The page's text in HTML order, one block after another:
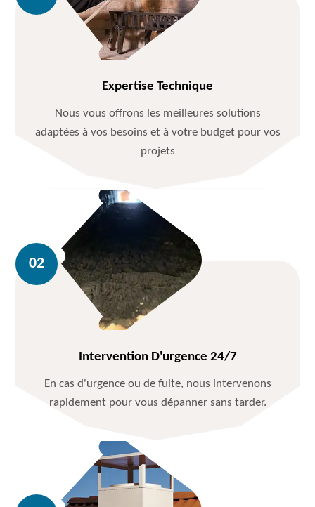
Expertise Technique
Nous vous offrons les meilleures solutions
adaptées à vos besoins et à votre budget pour vos
projets
Intervention D'urgence 24/7
En cas d'urgence ou de fuite, nous intervenons
rapidement pour vous dépanner sans tarder.